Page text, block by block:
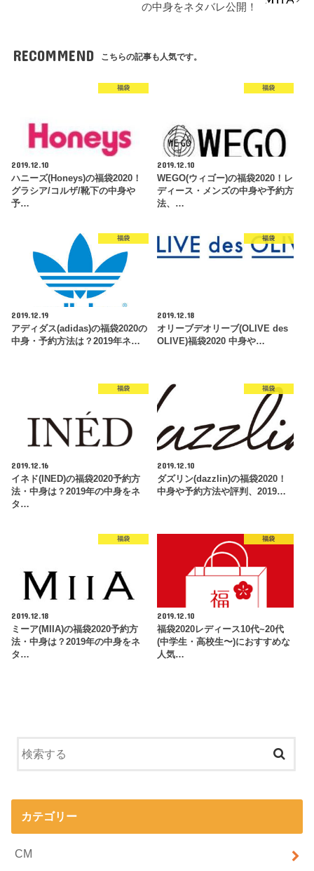
の中身をネタバレ公開！
RECOMMEND こちらの記事も人気です。
福袋
2019.12.10
ハニーズ(Honeys)の福袋2020！
グラシア/コルザ/靴下の中身や
予…
福袋
2019.12.10
WEGO(ウィゴー)の福袋2020！レ
ディース・メンズの中身や予約方
法、…
福袋
2019.12.19
アディダス(adidas)の福袋2020の
中身・予約方法は？2019年ネ…
福袋
2019.12.18
オリーブデオリーブ(OLIVE des
OLIVE)福袋2020 中身や…
福袋
2019.12.16
イネド(INED)の福袋2020予約方
法・中身は？2019年の中身をネ
タ…
福袋
2019.12.10
ダズリン(dazzlin)の福袋2020！
中身や予約方法や評判、2019…
福袋
2019.12.18
ミーア(MIIA)の福袋2020予約方
法・中身は？2019年の中身をネ
タ…
福袋
2019.12.10
福袋2020レディース10代~20代
(中学生・高校生〜)におすすめな
人気…
カテゴリー
CM